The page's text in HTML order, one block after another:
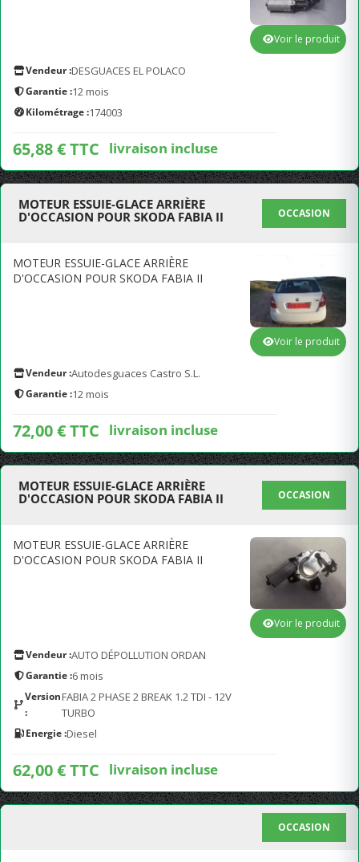
Vendeur :DESGUACES EL POLACO
Garantie :12 mois
Kilométrage :174003
65,88 € TTC livraison incluse
Voir le produit
MOTEUR ESSUIE-GLACE ARRIÈRE
D'OCCASION POUR SKODA FABIA II
OCCASION
MOTEUR ESSUIE-GLACE ARRIÈRE
D'OCCASION POUR SKODA FABIA II
Vendeur :Autodesguaces Castro S.L.
Garantie :12 mois
72,00 € TTC livraison incluse
Voir le produit
MOTEUR ESSUIE-GLACE ARRIÈRE
D'OCCASION POUR SKODA FABIA II
OCCASION
MOTEUR ESSUIE-GLACE ARRIÈRE
D'OCCASION POUR SKODA FABIA II
Vendeur :AUTO DÉPOLLUTION ORDAN
Garantie :6 mois
Version
:
FABIA 2 PHASE 2 BREAK 1.2 TDI - 12V
TURBO
Energie :Diesel
62,00 € TTC livraison incluse
Voir le produit
OCCASION